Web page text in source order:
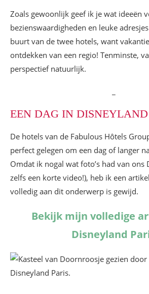
Zoals gewoonlijk geef ik je wat ideeën
bezienswaardigheden en leuke
buurt van de twee hotels, want
ontdekken van een regio! Tenminste,
perspectief natuurlijk.
EEN DAG IN DISNEYLAND
De hotels van de Fabulous Hôtels
perfect gelegen om een dag of langer
Omdat ik nogal wat foto’s had van ons
zelfs een korte video!), heb ik een
volledig aan dit onderwerp is gewijd.
Bekijk mijn volledige
Disneyland